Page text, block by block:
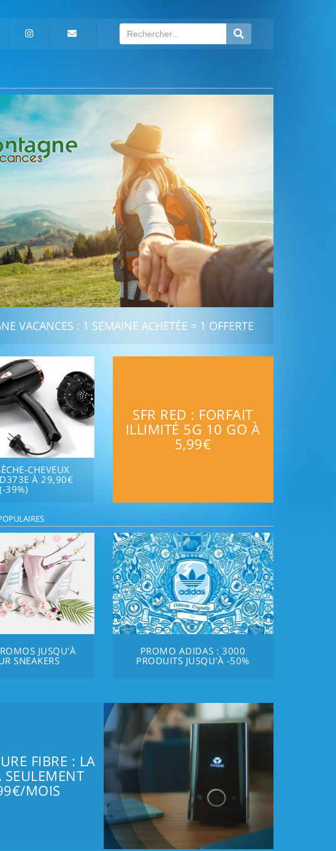
VACANCES : 1 SEMAINE ACHETÉE = 1 OFFERTE
CHEVEUX
D373E À 29,90€
(-39%)
SFR RED : FORFAIT
ILLIMITÉ 5G 10 GO À
5,99€
JUSQU'À
SNEAKERS
PROMO ADIDAS : 3000
PRODUITS JUSQU'À -50%
FIBRE : LA
SEULEMENT
MOIS